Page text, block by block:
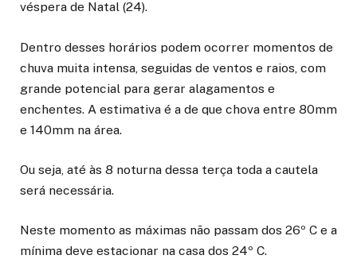
véspera de Natal (24).
Dentro desses horários podem ocorrer momentos de
chuva muita intensa, seguidas de ventos e raios, com
grande potencial para gerar alagamentos e
enchentes. A estimativa é a de que chova entre 80mm
e 140mm na área.
Ou seja, até às 8 noturna dessa terça toda a cautela
será necessária.
Neste momento as máximas não passam dos 26º C e a
mínima deve estacionar na casa dos 24º C.